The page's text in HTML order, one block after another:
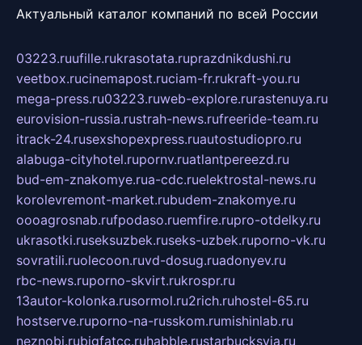
Актуальный каталог компаний по всей России
03223.ruufille.rukrasotata.ruprazdnikdushi.ru
veetbox.rucinemapost.ruciam-fr.rukraft-you.ru
mega-press.ru03223.ruweb-explore.rurastenuya.ru
eurovision-russia.rustrah-news.rufreeride-team.ru
itrack-24.rusexshopexpress.ruautostudiopro.ru
alabuga-cityhotel.rupornv.ruatlantpereezd.ru
bud-em-znakomye.rua-cdc.ruelektrostal-news.ru
korolevremont-market.rubudem-znakomye.ru
oooagrosnab.rufpodaso.ruemfire.rupro-otdelky.ru
ukrasotki.ruseksuzbek.ruseks-uzbek.ruporno-vk.ru
sovratili.ruolecoon.ruvd-dosug.ruadonyev.ru
rbc-news.ruporno-skvirt.rukrospr.ru
13autor-kolonka.rusormol.ru2rich.ruhostel-65.ru
hostserve.ruporno-na-russkom.rumishinlab.ru
neznobi.rubigfatcc.ruhabble.rustarbucksvia.ru